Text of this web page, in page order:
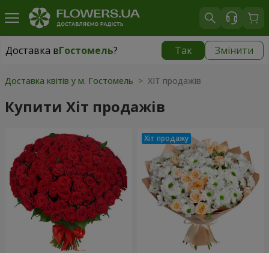
Доставка вГостомель? Так Змінити
Доставка вГостомель|
Доставка квітів у м. Гостомель > ХІТ продажів
Купити Хіт продажів